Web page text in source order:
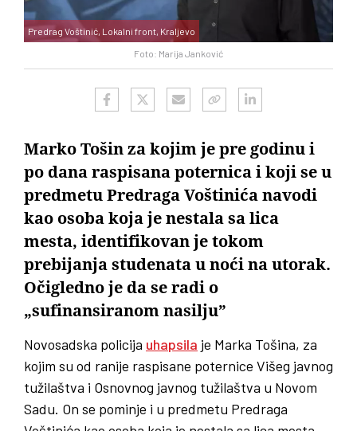
Foto: Marija Janković
Predrag Voštinić, Lokalni front, Kraljevo
Marko Tošin za kojim je pre godinu i
po dana raspisana poternica i koji se u
predmetu Predraga Voštinića navodi
kao osoba koja je nestala sa lica
mesta, identifikovan je tokom
prebijanja studenata u noći na utorak.
Očigledno je da se radi o
„sufinansiranom nasilju”
Novosadska policija uhapsila je Marka Tošina, za
kojim su od ranije raspisane poternice Višeg javnog
tužilaštva i Osnovnog javnog tužilaštva u Novom
Sadu. On se pominje i u predmetu Predraga